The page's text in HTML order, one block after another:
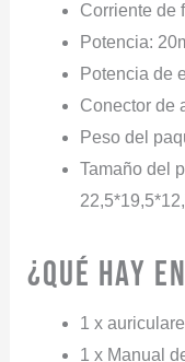
Corriente de
Potencia:
Potencia de
Conector de
Peso del
Tamaño del
¿Qué hay
1 x
1 x Manual